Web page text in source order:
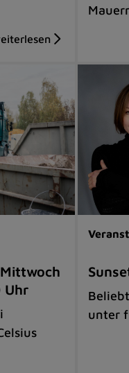
Uhr
unter